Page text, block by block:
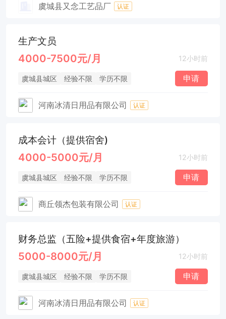
虞城县又念工艺品厂 认证
生产文员
4000-7500元/月 12小时前
虞城县城区 经验不限 学历不限 申请
河南冰清日用品有限公司 认证
成本会计（提供宿舍)
4000-5000元/月 12小时前
虞城县城区 经验不限 学历不限 申请
商丘领杰包装有限公司 认证
财务总监（五险+提供食宿+年度旅游）
5000-8000元/月 12小时前
虞城县城区 经验不限 学历不限 申请
河南冰清日用品有限公司 认证